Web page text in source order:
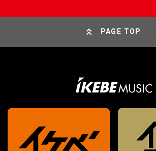
PAGE TOP